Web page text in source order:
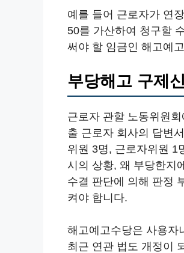
예를 들어 근로자가 연
50를 가산하여 청구할
써야 할 임금인 해고예
부당해고 구제
근로자 관할 노동위원
출 근로자 회사의 답변
위원 3명, 근로자위원 1
시의 상황, 왜 부당한지
수결 판단에 의해 판정
켜야 합니다.
해고예고수당은 사용자
최근 연관 법도 개정이